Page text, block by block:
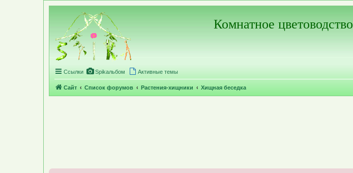
Регистрация Комнатное цветоводство
Ссылки Spikальбом Активные темы
Сайт Список форумов Растения-хищники Хищная беседка